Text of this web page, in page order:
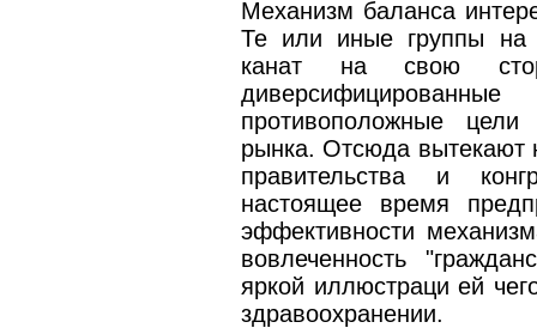
Механизм баланса
Те или иные группы на
канат на свою
противоположные
рынка. Отсюда вытекают
правительства и
настоящее время
эффективности
вовлеченность
яркой иллюстраци ей
здравоохранении.